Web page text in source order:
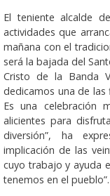
El teniente alcalde
actividades que
mañana con el
será la bajada del
Cristo de la Banda
dedicamos una de las
Es una celebración
alicientes para
diversión”, ha
implicación de las
cuyo trabajo y ayuda
tenemos en el pueblo”.